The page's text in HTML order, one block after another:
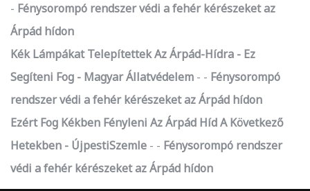
- Fénysorompó rendszer védi a fehér kérészeket az
Árpád hídon
Kék Lámpákat Telepítettek Az Árpád-Hídra - Ez
Segíteni Fog - Magyar Állatvédelem
- Fénysorompó
rendszer védi a fehér kérészeket az Árpád hídon
Ezért Fog Kékben Fényleni Az Árpád Híd A Következő
Hetekben - ÚjpestiSzemle
- Fénysorompó rendszer
védi a fehér kérészeket az Árpád hídon